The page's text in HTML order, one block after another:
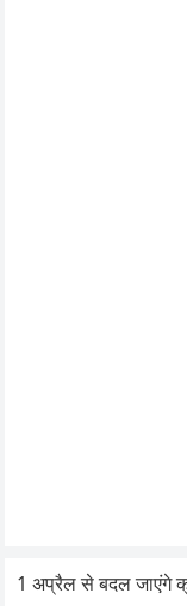
1 अप्रैल से बदल जाएंगे